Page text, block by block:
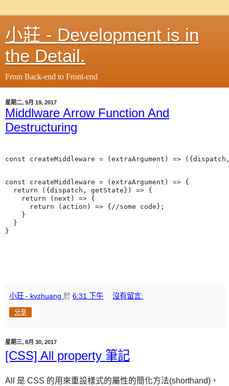
小莊 - Development is in
the Detail.
From Back-end to Front-end
星期二, 9月 19, 2017
Middlware Arrow Function And
Destructuring
const createMiddleware = (extraArgument) => {
  return ({dispatch, getState}) => {
    return (next) => {
      return (action) => {//some code};
    }
  }
小莊 - kvzhuang 於 6:31 下午 沒有留言:
分享
星期三, 8月 30, 2017
[CSS] All property 筆記
All 是 CSS 的用來重設樣式的屬性的簡化方法(shorthand)，